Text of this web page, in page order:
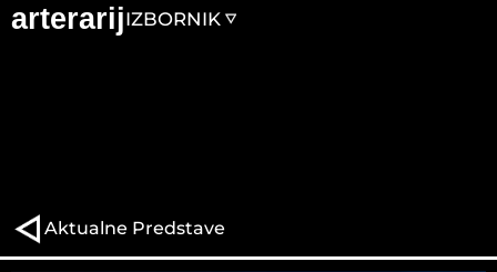
arterarijIZBORNIK
Aktualne Predstave